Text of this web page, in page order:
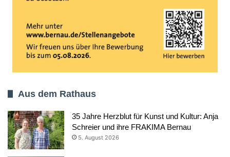
Aus dem Rathaus
35 Jahre Herzblut für Kunst und Kultur: Anja
Schreier und ihre FRAKIMA Bernau
5. August 2026